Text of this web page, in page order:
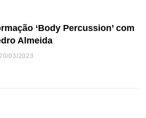
‘Body Percussion’ com
Almeida
03/2023